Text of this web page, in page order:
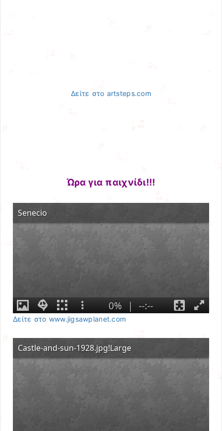
Δείτε στο artsteps.com
Ώρα για παιχνίδι!!!
Δείτε στο www.jigsawplanet.com